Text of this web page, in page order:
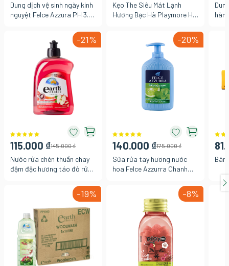
Dung dịch vệ sinh ngày kinh
nguyệt Felce Azzura PH 3.5
Kẹo The Siêu Mát Lạnh
Hương Bạc Hà Playmore Hũ
-21%
115.000 ₫145.000 ₫
Nước rửa chén thuần chay
đậm đặc hương táo đỏ rửa
dịu nhẹ cho da tay Earth
Choice Úc, chai 500ml
-20%
140.000 ₫175.000 ₫
Sữa rửa tay hương nước
hoa Felce Azzurra Chanh
-19% -8%